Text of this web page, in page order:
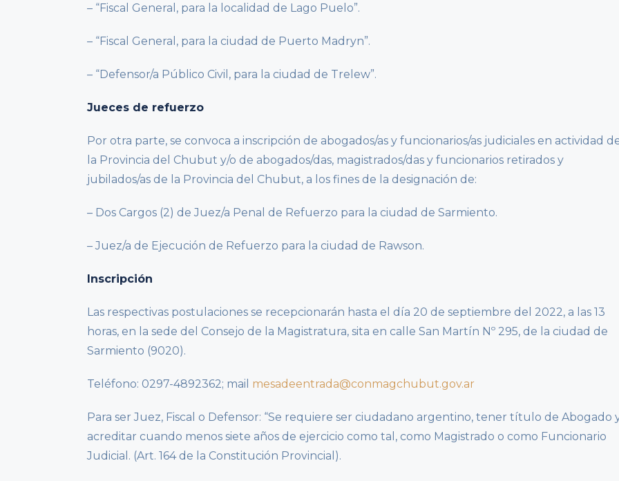
– “Fiscal General, para la localidad de Lago Puelo”.
– “Fiscal General, para la ciudad de Puerto Madryn”.
– “Defensor/a Público Civil, para la ciudad de Trelew”.
Jueces de refuerzo
Por otra parte, se convoca a inscripción de abogados/as y funcionarios/as judiciales en actividad
la Provincia del Chubut y/o de abogados/das, magistrados/das y funcionarios retirados y
jubilados/as de la Provincia del Chubut, a los fines de la designación de:
– Dos Cargos (2) de Juez/a Penal de Refuerzo para la ciudad de Sarmiento.
– Juez/a de Ejecución de Refuerzo para la ciudad de Rawson.
Inscripción
Las respectivas postulaciones se recepcionarán hasta el día 20 de septiembre del 2022, a las 13
horas, en la sede del Consejo de la Magistratura, sita en calle San Martín Nº 295, de la ciudad de
Sarmiento (9020).
Teléfono: 0297-4892362; mail mesadeentrada@conmagchubut.gov.ar
Para ser Juez, Fiscal o Defensor: “Se requiere ser ciudadano argentino, tener título de Abogado
acreditar cuando menos siete años de ejercicio como tal, como Magistrado o como Funcionario
Judicial. (Art. 164 de la Constitución Provincial).